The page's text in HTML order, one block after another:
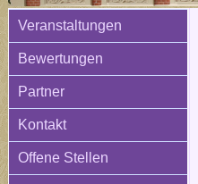
Veranstaltungen
Bewertungen
Partner
Kontakt
Offene Stellen